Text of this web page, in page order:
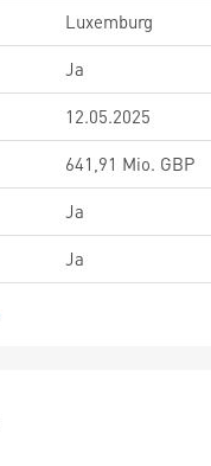
Luxemburg
Ja
12.05.2025
641,91 Mio. GBP
Ja
Ja